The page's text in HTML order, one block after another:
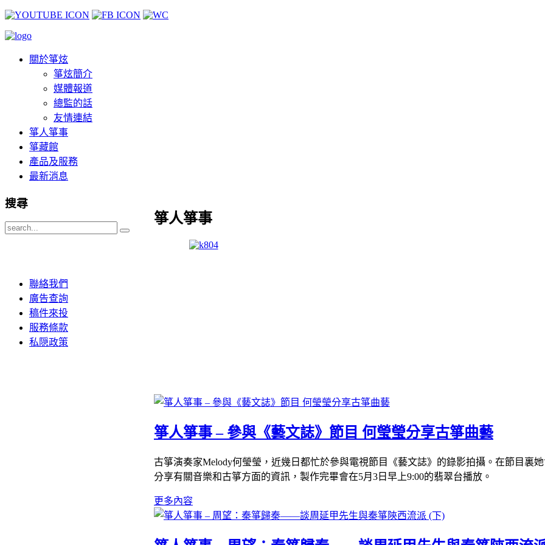
關於箏炫
箏炫簡介
媒體報道
總監的話
友情連結
箏人箏事
箏藏館
產品及服務
最新消息
箏人箏事
箏人箏事 – 參與《藝文誌》節目 何瑩瑩分享古箏曲藝
古箏演奏家Melody何瑩瑩，近幾日都忙於參與電視節目《藝文誌》的錄影拍攝。在節目裏
分享有關音樂和古箏方面的資訊，製作完畢會在5月3日早上9:00的翡翠台播放。
更多內容
搜尋
聯絡我們
廣告查詢
稿件來投
服務條款
私隠政策